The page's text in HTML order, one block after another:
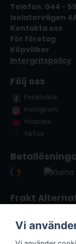
Telefon: 044 -
Isolatorvägen
Kontakta oss
För företag
Köpvillkor
Intergritspolicy
Följ oss
Facebook
Instagram
Youtube
TikTok
Frakt
Vi